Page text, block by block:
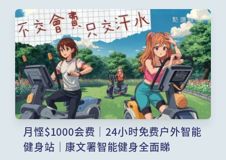
燃脂机器。临床实证，每周只要做一次75分钟，效果
竟然跟传统运动三次一模一样！不管是难搞的大肚
腩、全身赘肉，还是危害健康的内脏脂肪通通一网打
尽。这篇文章为你拆解黄金燃脂公式，让你用最短时
间看见瘦身曙光！
月悭$1000会费｜24小时免费户外智能
健身站｜康文署智能健身全面睇